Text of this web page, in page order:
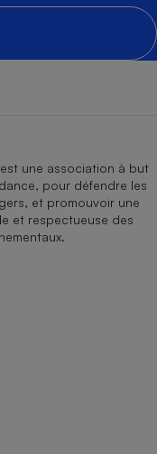
une association à but
pour défendre les
et promouvoir une
et respectueuse des